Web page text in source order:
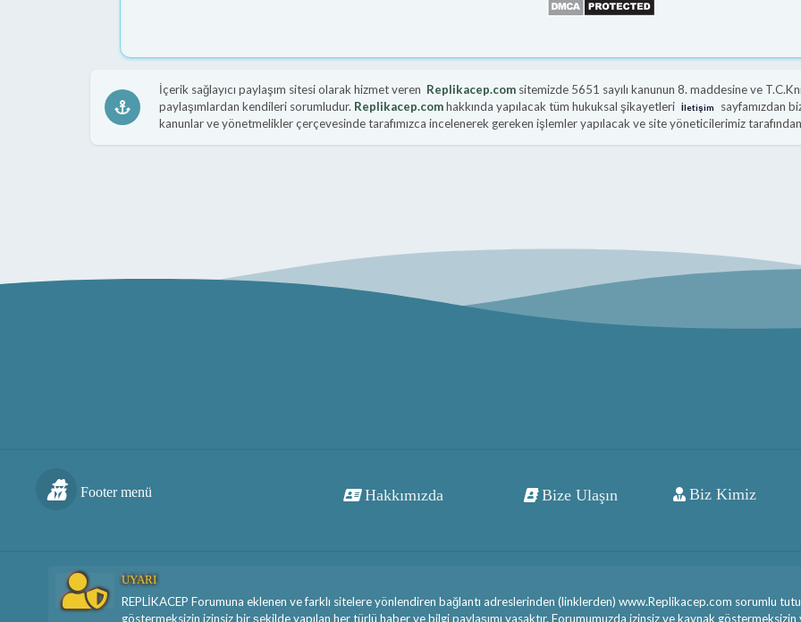
İçerik sağlayıcı paylaşım sitesi olarak hizmet veren Replikacep.com sitemizde 5651 sayılı kanunun 8. maddesine ve
paylaşımlardan kendileri sorumludur. Replikacep.com hakkında yapılacak tüm hukuksal şikayetleri İletişim
sayfamızdan
kanunlar ve yönetmelikler çerçevesinde tarafımızca incelenerek gereken işlemler yapılacak ve site yöneticilerimiz
Footer menü Hakkımızda Bize Ulaşın Biz Kimiz
UYARI
REPLİKACEP Forumuna eklenen ve farklı sitelere yönlendiren bağlantı adreslerinden (linklerden) www.Replikacep.com sorumlu
göstermeksizin izinsiz bir şekilde yapılan her türlü haber ve bilgi paylaşımı yasaktır. Forumumuzda izinsiz ve kaynak